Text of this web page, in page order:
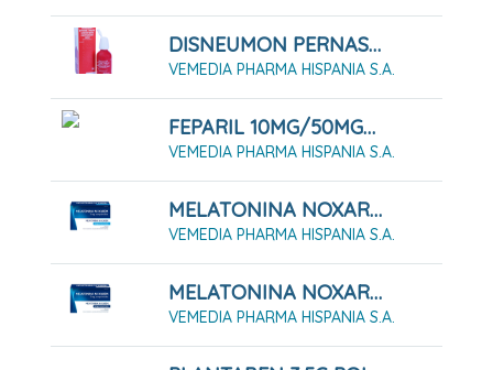
DISNEUMON PERNASAL 0.5% NEBULIZADOR 25 ML
VEMEDIA PHARMA HISPANIA S.A.
FEPARIL 10MG/50MG/1G GEL 40G
VEMEDIA PHARMA HISPANIA S.A.
MELATONINA NOXAREM 3 MG COMPRIMIDOS
VEMEDIA PHARMA HISPANIA S.A.
MELATONINA NOXAREM 5 MG COMPRIMIDOS
VEMEDIA PHARMA HISPANIA S.A.